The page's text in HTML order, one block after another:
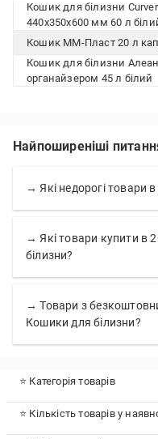
Кошик для білизни
440x350x600 мм 60 л
Кошик ММ-Пласт 20 л
Кошик для білизни
органайзером 45 л білий
Найпоширеніші
→ Які недорогі товари
→ Які товари купити в
білизни?
→ Товари з
Кошики для білизни?
⭐ Категорія товарів
⭐ Кількість товарів у